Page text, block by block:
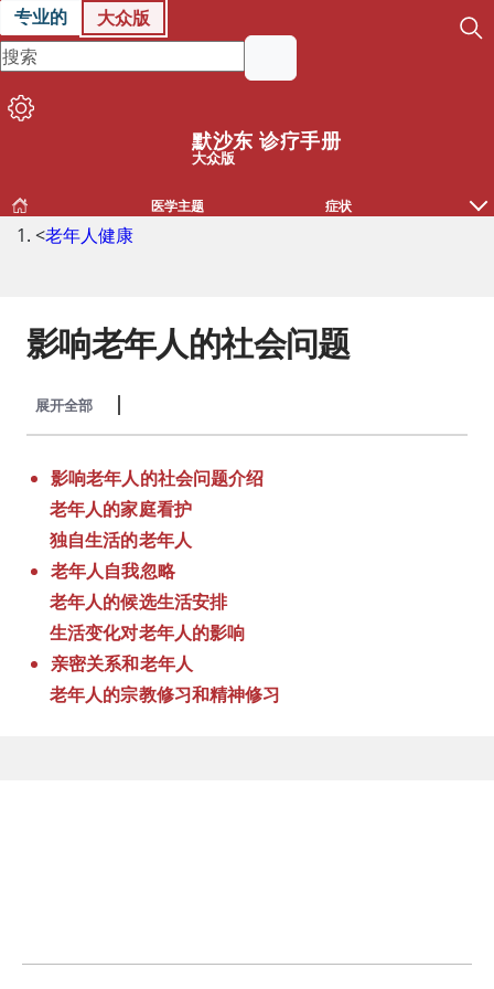
专业的 大众版
默沙东 诊疗手册
大众版
医学主题 症状
<老年人健康
影响老年人的社会问题
展开全部
影响老年人的社会问题介绍
老年人的家庭看护
独自生活的老年人
老年人自我忽略
老年人的候选生活安排
生活变化对老年人的影响
亲密关系和老年人
老年人的宗教修习和精神修习